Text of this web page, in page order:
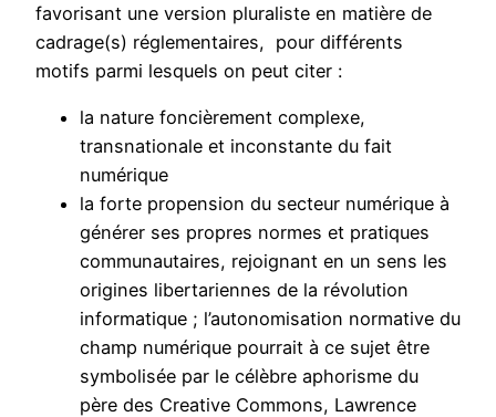
favorisant une version pluraliste en matière de
cadrage(s) réglementaires, pour différents
motifs parmi lesquels on peut citer :
la nature foncièrement complexe,
transnationale et inconstante du fait
numérique
la forte propension du secteur numérique à
générer ses propres normes et pratiques
communautaires, rejoignant en un sens les
origines libertariennes de la révolution
informatique ; l’autonomisation normative du
champ numérique pourrait à ce sujet être
symbolisée par le célèbre aphorisme du
père des Creative Commons, Lawrence